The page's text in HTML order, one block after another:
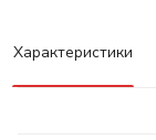
Характеристики